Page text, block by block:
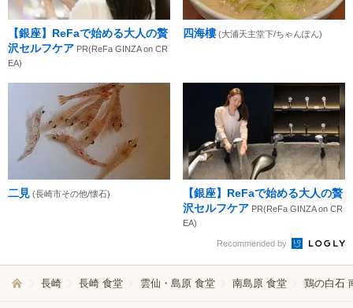
【銀座】ReFaで始める大人の贅
沢セルフケア PR(ReFa GINZA on CR
EA)
四海樓 (大浦天主堂下/ちゃんぽん)
二見 (長崎市その他/懐石)
【銀座】ReFaで始める大人の贅
沢セルフケア PR(ReFa GINZA on CR
EA)
Recommended by
長崎 長崎 食堂 雲仙・島原 食堂 南島原 食堂 鶏の白石